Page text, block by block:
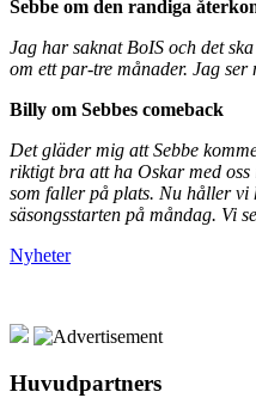
Sebbe om den randiga
Jag har saknat BoIS och det
om ett par-tre månader. Jag ser
Billy om Sebbes comeback
Det gläder mig att Sebbe
riktigt bra att ha Oskar med
som faller på plats. Nu håller vi
säsongsstarten på måndag. Vi
Nyheter
Huvudpartners